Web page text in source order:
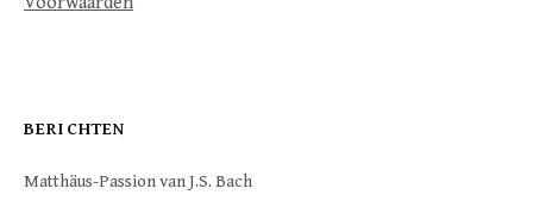
BERICHTEN
Matthäus-Passion van J.S. Bach